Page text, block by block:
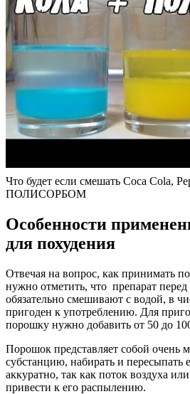
Что будет если смешать Coca Cola,
ПОЛИСОРБОМ
Особенности
для похудения
Отвечая на вопрос, как принимать
нужно отметить, что препарат
обязательно смешивают с водой, в
пригоден к употреблению. Для
порошку нужно добавить от 50 до
Порошок представляет собой очень
субстанцию, набирать и пересыпать
аккуратно, так как поток воздуха
привести к его распылению.